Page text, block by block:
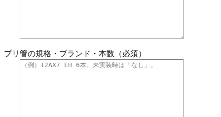
プリ管の規格・ブランド・本数（必須）